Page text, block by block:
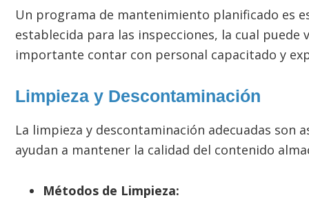
Un programa de mantenimiento planificado es
establecida para las inspecciones, la cual
importante contar con personal capacitado y
Limpieza y Descontaminación
La limpieza y descontaminación adecuadas
ayudan a mantener la calidad del contenido
Métodos de Limpieza: